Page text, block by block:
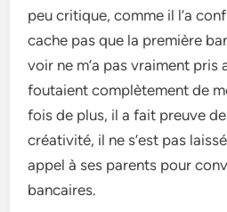
peu critique, comme il l’a
cache pas que la première
voir ne m’a pas vraiment pris
foutaient complètement de
fois de plus, il a fait preuve
créativité, il ne s’est pas
appel à ses parents pour
bancaires.